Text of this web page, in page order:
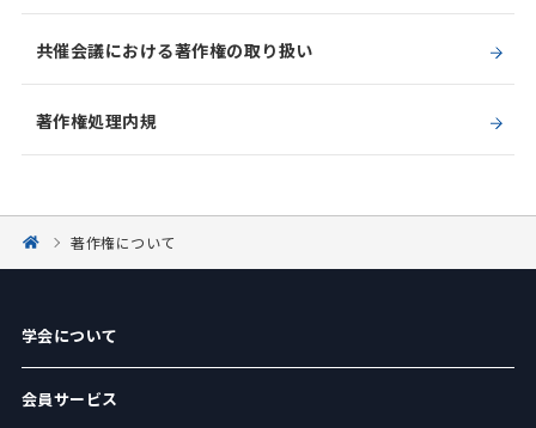
共催会議における著作権の取り扱い
著作権処理内規
著作権について
学会について
会員サービス